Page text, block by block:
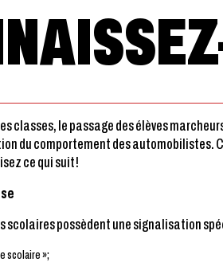
classes, le passage des élèves
du comportement des automobilistes.
ce qui suit!
scolaires possèdent une signalisation
scolaire »;